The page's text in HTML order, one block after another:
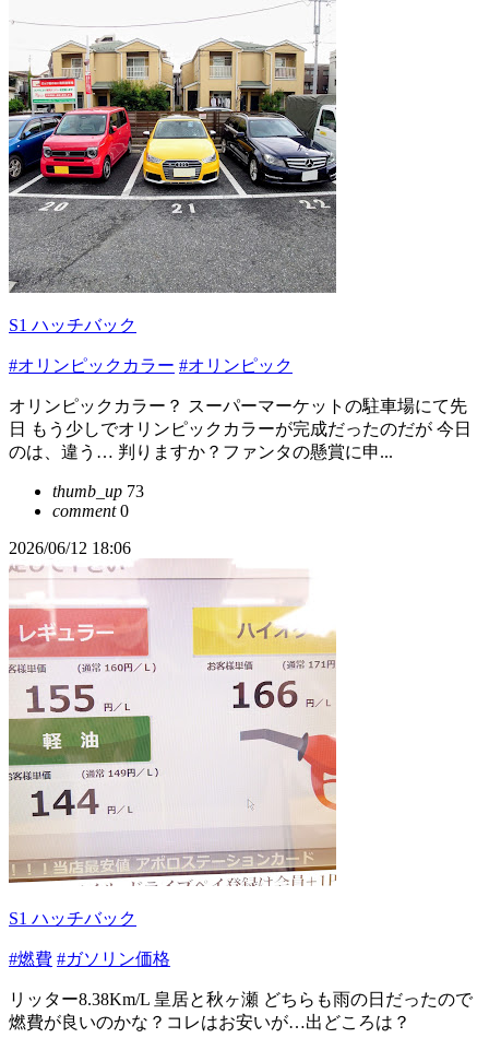
S1 ハッチバック
#オリンピックカラー #オリンピック
オリンピックカラー？ スーパーマーケットの駐車場にて先
日 もう少しでオリンピックカラーが完成だったのだが 今日
のは、違う… 判りますか？ファンタの懸賞に申...
thumb_up 73
comment0
2026/06/12 18:06
S1 ハッチバック
#燃費 #ガソリン価格
リッター8.38Km/L 皇居と秋ヶ瀬 どちらも雨の日だったので
燃費が良いのかな？コレはお安いが…出どころは？